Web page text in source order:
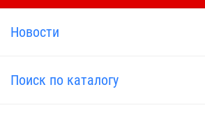
Новости
Поиск по каталогу